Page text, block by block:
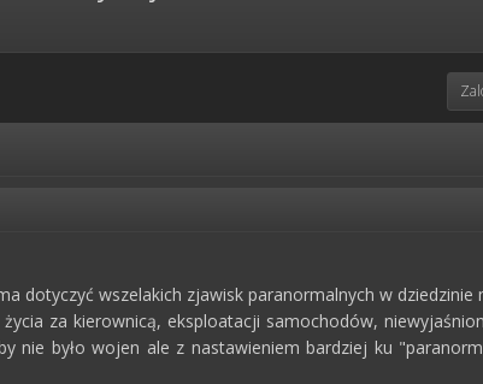
dotyczyć wszelakich zjawisk paranormalnych w dziedzinie
za kierownicą, eksploatacji samochodów,
nie było wojen ale z nastawieniem bardziej ku